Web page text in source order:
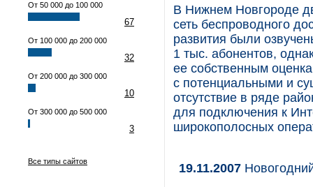
От 50 000 до 100 000
67
От 100 000 до 200 000
32
От 200 000 до 300 000
10
От 300 000 до 500 000
3
Все типы сайтов
В Нижнем Новгороде
сеть беспроводного
развития были
1 тыс. абонентов,
ее собственным
с потенциальными и
отсутствие в ряде
для подключения к
широкополосных
19.11.2007